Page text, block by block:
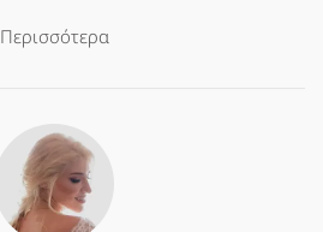
Περισσότερα